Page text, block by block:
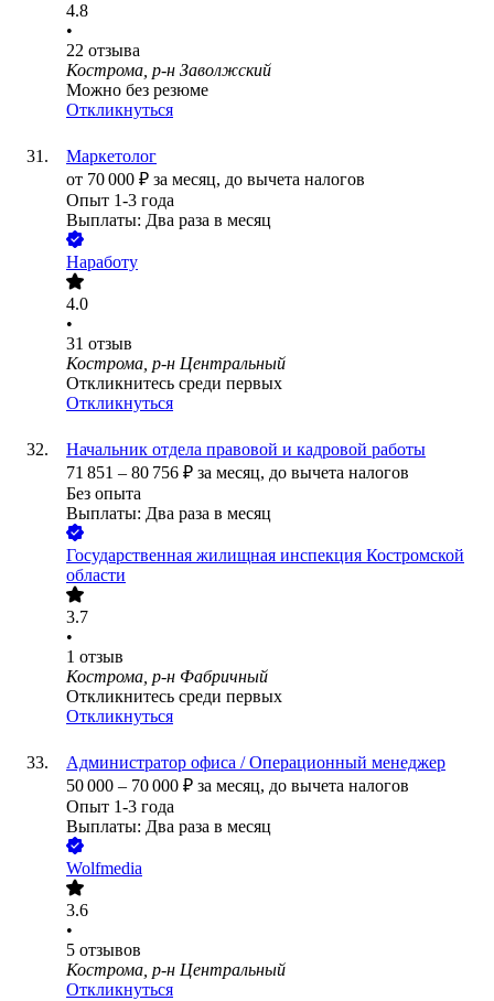
4.8
•
22 отзыва
Кострома, р-н Заволжский
Можно без резюме
Откликнуться
Маркетолог
от 70 000 ₽ за месяц, до вычета налогов
Опыт 1-3 года
Выплаты: Два раза в месяц
Наработу
4.0
•
31 отзыв
Кострома, р-н Центральный
Откликнитесь среди первых
Откликнуться
Начальник отдела правовой и кадровой работы
71 851 – 80 756 ₽ за месяц, до вычета налогов
Без опыта
Выплаты: Два раза в месяц
Государственная жилищная инспекция Костромской
области
3.7
•
1 отзыв
Кострома, р-н Фабричный
Откликнитесь среди первых
Откликнуться
Администратор офиса / Операционный менеджер
50 000 – 70 000 ₽ за месяц, до вычета налогов
Опыт 1-3 года
Выплаты: Два раза в месяц
Wolfmedia
3.6
•
5 отзывов
Кострома, р-н Центральный
Откликнуться